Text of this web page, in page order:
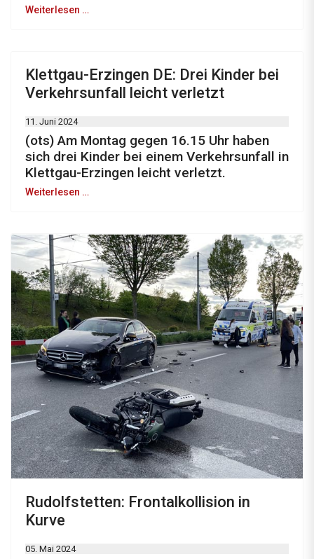
Weiterlesen …
Klettgau-Erzingen DE: Drei Kinder bei
Verkehrsunfall leicht verletzt
11. Juni 2024
(ots) Am Montag gegen 16.15 Uhr haben
sich drei Kinder bei einem Verkehrsunfall in
Klettgau-Erzingen leicht verletzt.
Weiterlesen …
Rudolfstetten: Frontalkollision in
Kurve
05. Mai 2024